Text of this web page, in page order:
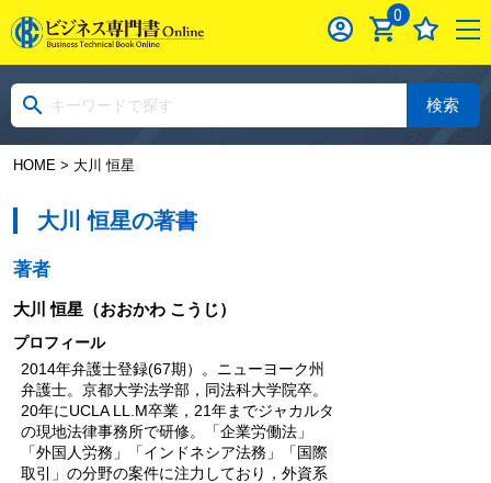
0
検索
HOME> 大川 恒星
大川 恒星の著書
著者
大川 恒星 （おおかわ こうじ）
プロフィール
2014年弁護士登録(67期）。ニューヨーク州
弁護士。京都大学法学部，同法科大学院卒。
20年にUCLA LL.M卒業，21年までジャカルタ
の現地法律事務所で研修。「企業労働法」
「外国人労務」「インドネシア法務」「国際
取引」の分野の案件に注力しており，外資系